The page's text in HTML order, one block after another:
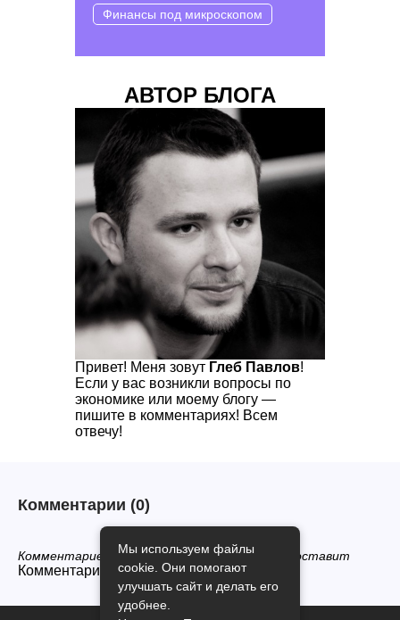
Финансы под микроскопом
АВТОР БЛОГА
Привет! Меня зовут Глеб Павлов!
Если у вас возникли вопросы по
экономике или моему блогу —
пишите в комментариях! Всем
отвечу!
Комментарии (0)
Комментариев нет, будьте первым кто его оставит
Комментарии закрыты.
Мы используем файлы
cookie. Они помогают
улучшать сайт и делать его
удобнее.